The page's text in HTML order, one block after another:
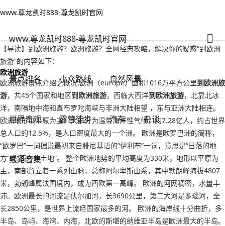
www.尊龙凯时888-尊龙凯时官网
www.尊龙凯时888-尊龙凯时官网
景点排名 小众路线 自然风景
世界奇观 露营徒步 汽车 杂谈
线路合集
www.尊龙凯时888-尊龙凯时官网
到欧洲旅游？欧洲旅游-www.尊龙凯时888
【导读】到欧洲旅游？欧洲旅游？全网经典攻略，解决你的疑惑“到欧洲
旅游”的内容如下：
欧洲旅游
欧洲旅游景点介绍之概况,欧洲（europe）面积1016万平方公里到欧洲旅
游，共45个国家和地区到欧洲旅游，西临大西洋到欧洲旅游，北靠北冰
洋，南隔地中海和直布罗陀海峡与非洲大陆相望 ，东与亚洲大陆相连。
欧洲地形以平原为主，大部分为温带海洋性气候，约7.28亿人，约占世界
总人口的12.5%，是人口密度最大的一个洲。 欧洲是欧罗巴洲的简称，
“欧罗巴”一词据说最初来自腓尼基语的“伊利布”一词，意思是“日落的地
方”或“西方的土地”。 整个欧洲地势的平均高度为330米，地形以平原为
主，南部耸立着一系列山脉，总称阿尔卑斯山系，其中勃朗峰海拔4807
米，勃朗峰属法国境内，成为西欧第一高峰。 欧洲的河网稠密，水量丰
沛。欧洲最长的河流是伏尔加河，长3690公里，第二大河是多瑙河，全
长2850公里，是世界上流经国家最多的河。 欧洲的海岸线十分曲折，多
半岛、岛屿、海湾、内海，北欧的斯堪的纳维亚半岛是欧洲最大的半岛。